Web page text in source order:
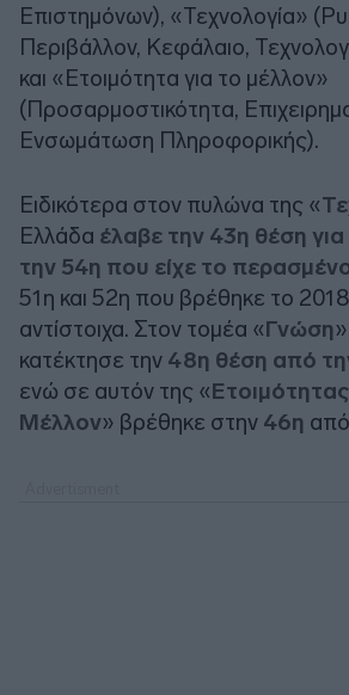
Επιστημόνων), «Τεχνολογία»
Περιβάλλον, Κεφάλαιο,
και «Ετοιμότητα για το μέλλον»
(Προσαρμοστικότητα,
Ενσωμάτωση Πληροφορικής).
Ειδικότερα στον πυλώνα της «
Ελλάδα έλαβε την 43η θέση
την 54η που είχε το
51η και 52η που βρέθηκε το
αντίστοιχα. Στον τομέα «Γνώση
κατέκτησε την 48η θέση από
ενώ σε αυτόν της «Ετοιμότητας
Μέλλον» βρέθηκε στην 46η